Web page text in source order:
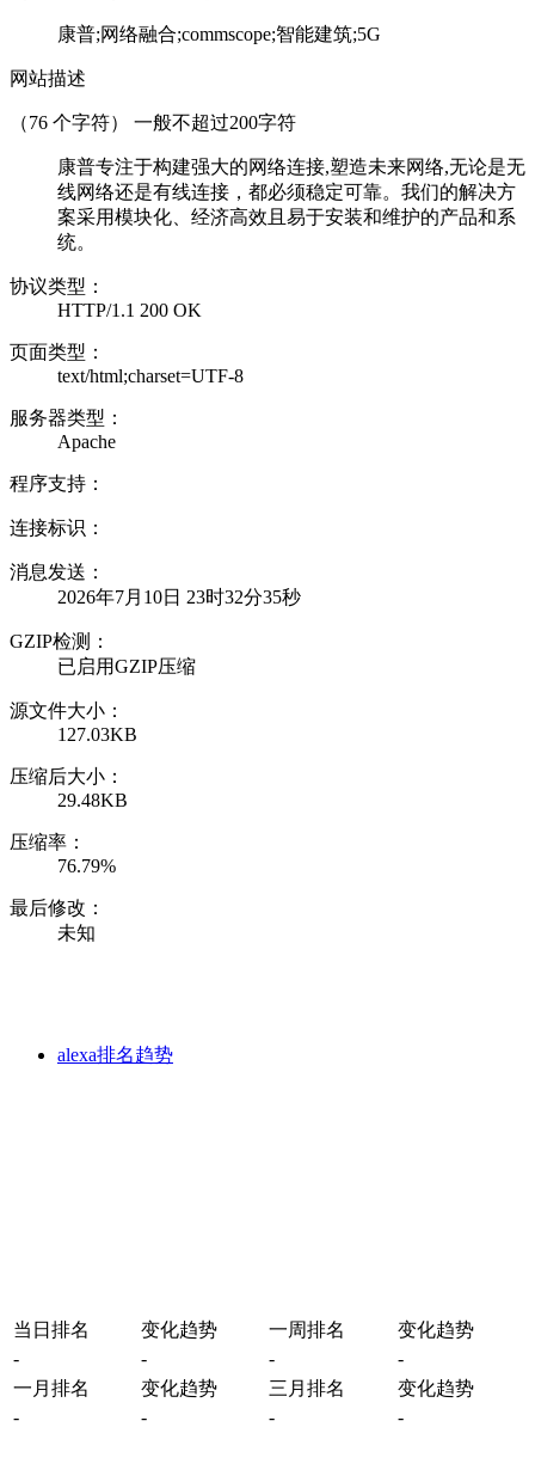
康普;网络融合;commscope;智能建筑;5G
网站描述
（76 个字符） 一般不超过200字符
康普专注于构建强大的网络连接,塑造未来网络,无论是无
线网络还是有线连接，都必须稳定可靠。我们的解决方
案采用模块化、经济高效且易于安装和维护的产品和系
统。
协议类型：
HTTP/1.1 200 OK
页面类型：
text/html;charset=UTF-8
服务器类型：
Apache
程序支持：
连接标识：
消息发送：
2026年7月10日 23时32分35秒
GZIP检测：
已启用GZIP压缩
源文件大小：
127.03KB
压缩后大小：
29.48KB
压缩率：
76.79%
最后修改：
未知
alexa排名趋势
当日排名 变化趋势 一周排名
变化趋势
-
- -
-
一月排名
变化趋势 三月排名
变化趋势
-
- - -